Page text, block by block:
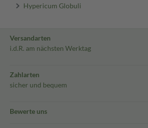
Hypericum Globuli
Versandarten
i.d.R. am nächsten Werktag
Zahlarten
sicher und bequem
Bewerte uns